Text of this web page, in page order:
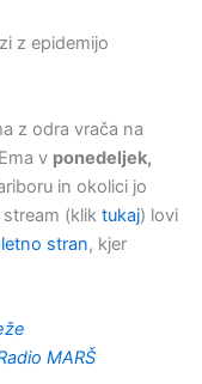
z epidemijo
z odra vrača na
v ponedeljek,
in okolici jo
(klik tukaj) lovi
stran, kjer
MARŠ